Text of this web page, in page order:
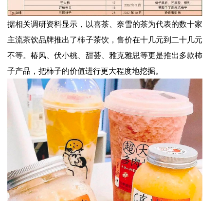
据相关调研资料显示，以喜茶、奈雪的茶为代表的数十家
主流茶饮品牌推出了柿子茶饮，售价在十几元到二十几元
不等。椿风、伏小桃、甜荟、雅克雅思等更是推出多款柿
子产品，把柿子的价值进行更大程度地挖掘。